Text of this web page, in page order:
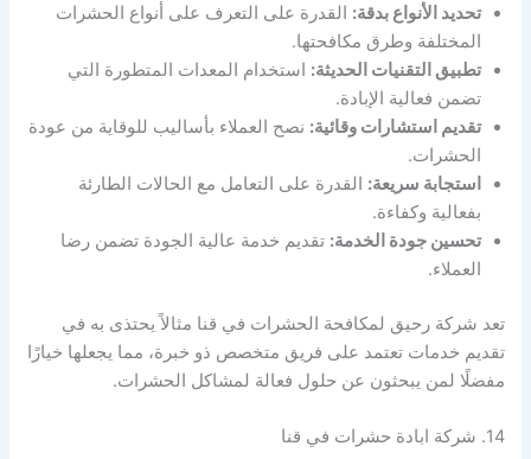
تحديد الأنواع بدقة: القدرة على التعرف على أنواع الحشرات
المختلفة وطرق مكافحتها.
تطبيق التقنيات الحديثة: استخدام المعدات المتطورة التي
تضمن فعالية الإبادة.
تقديم استشارات وقائية: نصح العملاء بأساليب للوقاية من عودة
الحشرات.
استجابة سريعة: القدرة على التعامل مع الحالات الطارئة
بفعالية وكفاءة.
تحسين جودة الخدمة: تقديم خدمة عالية الجودة تضمن رضا
العملاء.
تعد شركة رحيق لمكافحة الحشرات في قنا مثالاً يحتذى به في
تقديم خدمات تعتمد على فريق متخصص ذو خبرة، مما يجعلها خيارًا
مفضلًا لمن يبحثون عن حلول فعالة لمشاكل الحشرات.
14. شركة ابادة حشرات في قنا